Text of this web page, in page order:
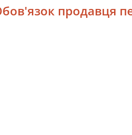
продавця